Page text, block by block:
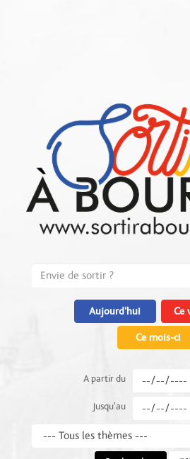
Aujourd'hui Ce
Ce mois-ci
A partir du
Jusqu'au